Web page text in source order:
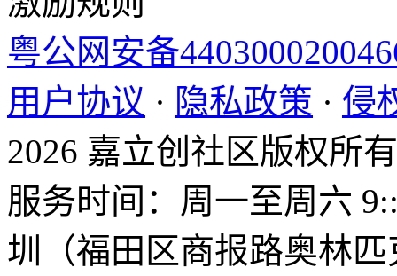
粤公网安备
用户协议 · 隐私政策 · 侵
2026 嘉立创社区版权所有
服务时间：周一至周六
圳（福田区商报路奥林匹